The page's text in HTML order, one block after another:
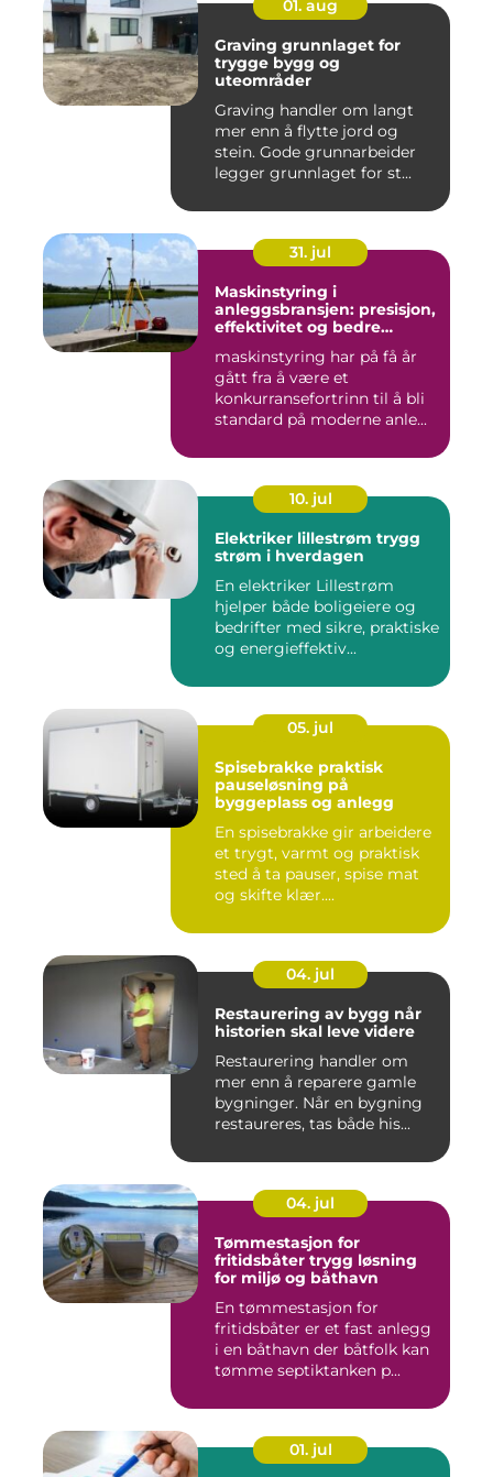
01. aug
Graving grunnlaget for
trygge bygg og
uteområder
Graving handler om langt
mer enn å flytte jord og
stein. Gode grunnarbeider
legger grunnlaget for st...
31. jul
Maskinstyring i
anleggsbransjen: presisjon,
effektivitet og bedre
maskinstyring har på få år
gått fra å være et
konkurransefortrinn til å bli
standard på moderne anle...
10. jul
Elektriker lillestrøm trygg
strøm i hverdagen
En elektriker Lillestrøm
hjelper både boligeiere og
bedrifter med sikre, praktiske
og energieffektiv...
05. jul
Spisebrakke praktisk
pauseløsning på
byggeplass og anlegg
En spisebrakke gir arbeidere
et trygt, varmt og praktisk
sted å ta pauser, spise mat
og skifte klær....
04. jul
Restaurering av bygg når
historien skal leve videre
Restaurering handler om
mer enn å reparere gamle
bygninger. Når en bygning
restaureres, tas både his...
04. jul
Tømmestasjon for
fritidsbåter trygg løsning
for miljø og båthavn
En tømmestasjon for
fritidsbåter er et fast anlegg
i en båthavn der båtfolk kan
tømme septiktanken p...
01. jul